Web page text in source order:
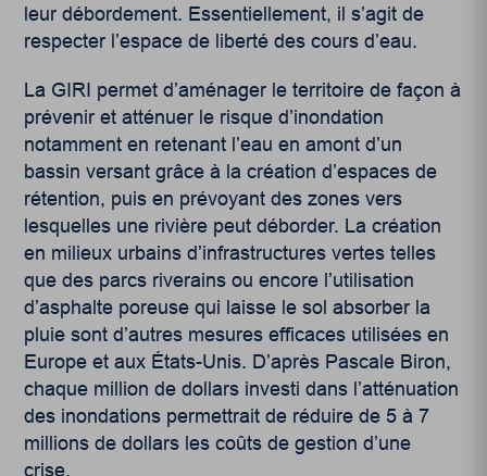
leur débordement. Essentiellement, il s’agit de
respecter l’espace de liberté des cours d’eau.
La GIRI permet d’aménager le territoire de façon à
prévenir et atténuer le risque d’inondation
notamment en retenant l’eau en amont d’un
bassin versant grâce à la création d’espaces de
rétention, puis en prévoyant des zones vers
lesquelles une rivière peut déborder. La création
en milieux urbains d’infrastructures vertes telles
que des parcs riverains ou encore l’utilisation
d’asphalte poreuse qui laisse le sol absorber la
pluie sont d’autres mesures efficaces utilisées en
Europe et aux États-Unis. D’après Pascale Biron,
chaque million de dollars investi dans l’atténuation
des inondations permettrait de réduire de 5 à 7
millions de dollars les coûts de gestion d’une
crise.